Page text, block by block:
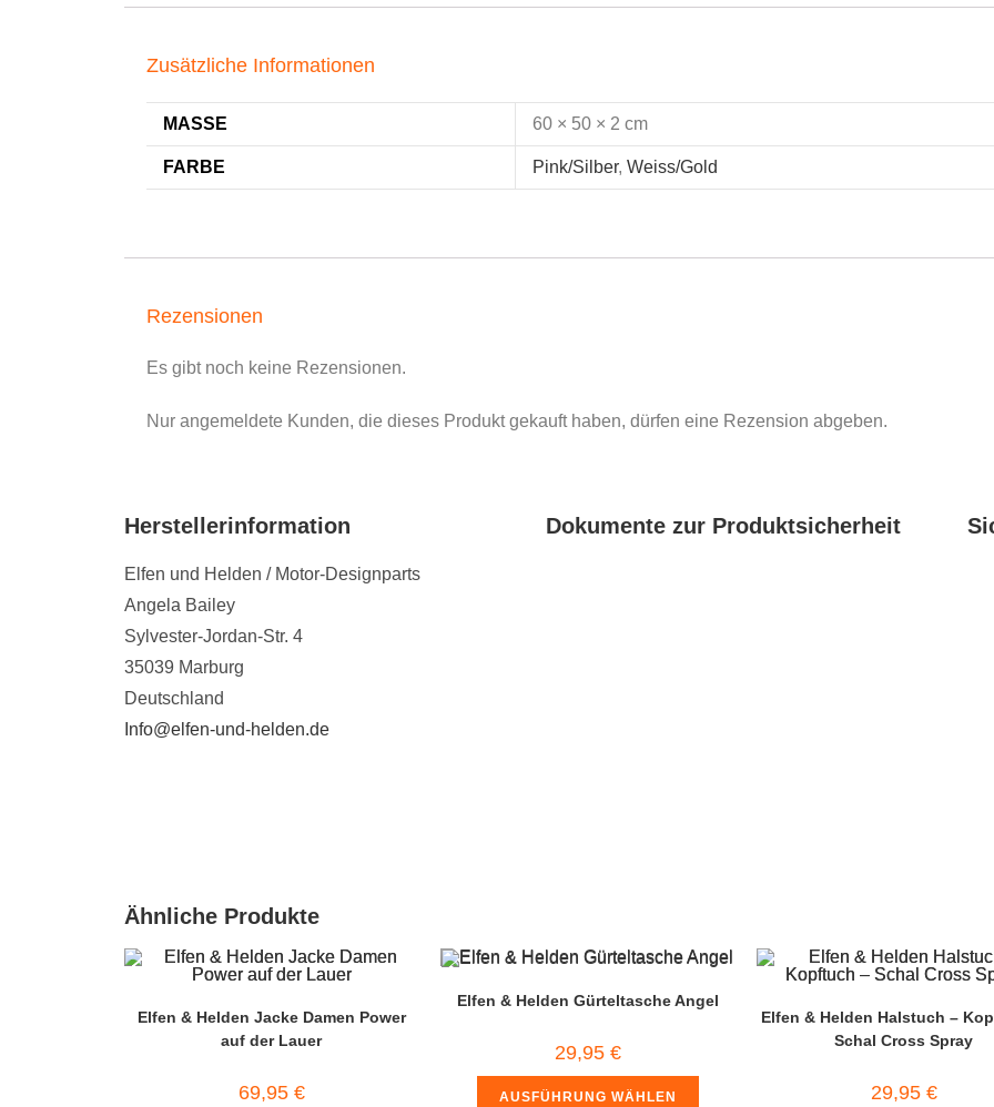
Zusätzliche Informationen
MASSE 60 × 50 × 2 cm
FARBE Pink/Silber, Weiss/Gold
Rezensionen
Es gibt noch keine Rezensionen.
Nur angemeldete Kunden, die dieses Produkt gekauft haben, dürfen eine Rezension abgeben.
Herstellerinformation
Elfen und Helden / Motor-Designparts
Angela Bailey
Sylvester-Jordan-Str. 4
35039 Marburg
Deutschland
Info@elfen-und-helden.de
Dokumente zur Produktsicherheit
Ähnliche Produkte
Elfen & Helden Jacke Damen Power
auf der Lauer
69,95 €
Elfen & Helden Gürteltasche Angel
29,95 €
AUSFÜHRUNG WÄHLEN
Elfen & Helden Halstuch –
Schal Cross Spray
29,95 €